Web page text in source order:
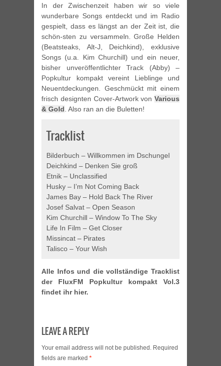
In der Zwischenzeit haben wir so viele
wunderbare Songs entdeckt und im Radio
gespielt, dass es längst an der Zeit ist, die
schön-sten zu versammeln. Große Helden
(Beatsteaks, Alt-J, Deichkind), exklusive
Songs (u.a. Kim Churchill) und ein neuer,
bisher unveröffentlichter Track (Abby) –
Popkultur kompakt vereint Lieblinge und
Neuentdeckungen. Geschmückt mit einem
frisch designten Cover-Artwork von Various
& Gold. Also ran an die Buletten!
Tracklist
Bilderbuch – Willkommen im Dschungel
Deichkind – Denken Sie groß
Etnik – Unclassified
Husky – I’m Not Coming Back
James Bay – Hold Back The River
Josef Salvat – Open Season
Kim Churchill – Window To The Sky
Life In Film – Get Closer
Missincat – Pirates
Talisco – Your Wish
Alle Infos und die vollständige Tracklist
der FluxFM Popkultur kompakt Vol.3
findet ihr hier.
LEAVE A REPLY
Your email address will not be published. Required
fields are marked *